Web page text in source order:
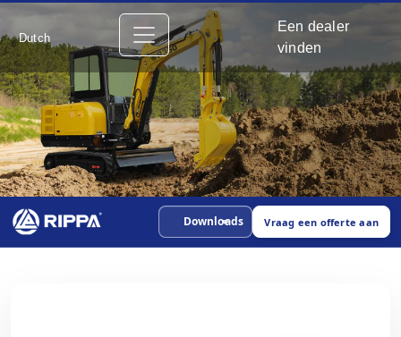
Dutch
Een dealer
vinden
Downloads Vraag een offerte aan